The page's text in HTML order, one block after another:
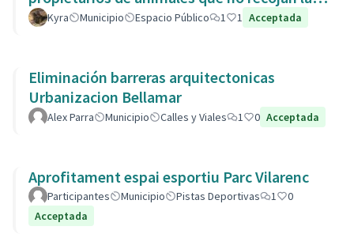
heces de las aceras. Es responsabili
Kyra Municipio Espacio Público 1 1 Acceptada
Eliminación barreras arquitectonicas
Urbanizacion Bellamar
Alex Parra Municipio Calles y Viales 1 0 Acceptada
Aprofitament espai esportiu Parc Vilarenc
Participantes Municipio Pistas Deportivas 1
0
Acceptada